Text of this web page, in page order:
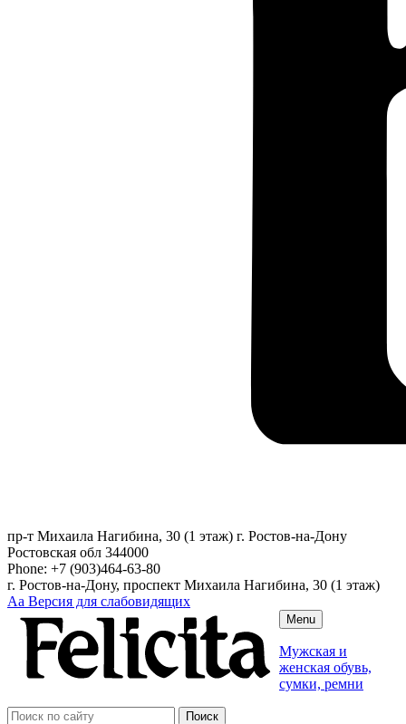
пр-т Михаила Нагибина, 30 (1 этаж) г. Ростов-на-Дону
Ростовская обл 344000
Phone: +7 (903)464-63-80
г. Ростов-на-Дону, проспект Михаила Нагибина, 30 (1 этаж)
Аа Версия для слабовидящих
Menu
Мужская и
женская обувь,
сумки, ремни